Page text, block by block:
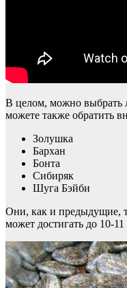
В целом, можно выбрать
можете также обратить
Золушка
Бархан
Бонта
Сибиряк
Шуга Бэйби
Они, как и предыдущие,
может достигать до 10-